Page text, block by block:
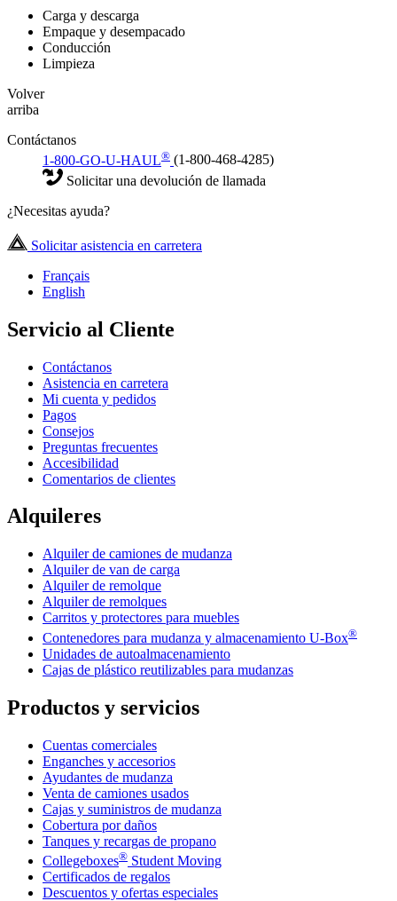
Carga y descarga
Empaque y desempacado
Conducción
Limpieza
Volver
arriba
Contáctanos
1-800-GO-U-HAUL® (1-800-468-4285)
Solicitar una devolución de llamada
¿Necesitas ayuda?
Solicitar asistencia en carretera
Français
English
Servicio al Cliente
Contáctanos
Asistencia en carretera
Mi cuenta y pedidos
Pagos
Consejos
Preguntas frecuentes
Accesibilidad
Comentarios de clientes
Alquileres
Alquiler de camiones de mudanza
Alquiler de van de carga
Alquiler de remolque
Alquiler de remolques
Carritos y protectores para muebles
Contenedores para mudanza y almacenamiento U-Box®
Unidades de autoalmacenamiento
Cajas de plástico reutilizables para mudanzas
Productos y servicios
Cuentas comerciales
Enganches y accesorios
Ayudantes de mudanza
Venta de camiones usados
Cajas y suministros de mudanza
Cobertura por daños
Tanques y recargas de propano
Collegeboxes® Student Moving
Certificados de regalos
Descuentos y ofertas especiales